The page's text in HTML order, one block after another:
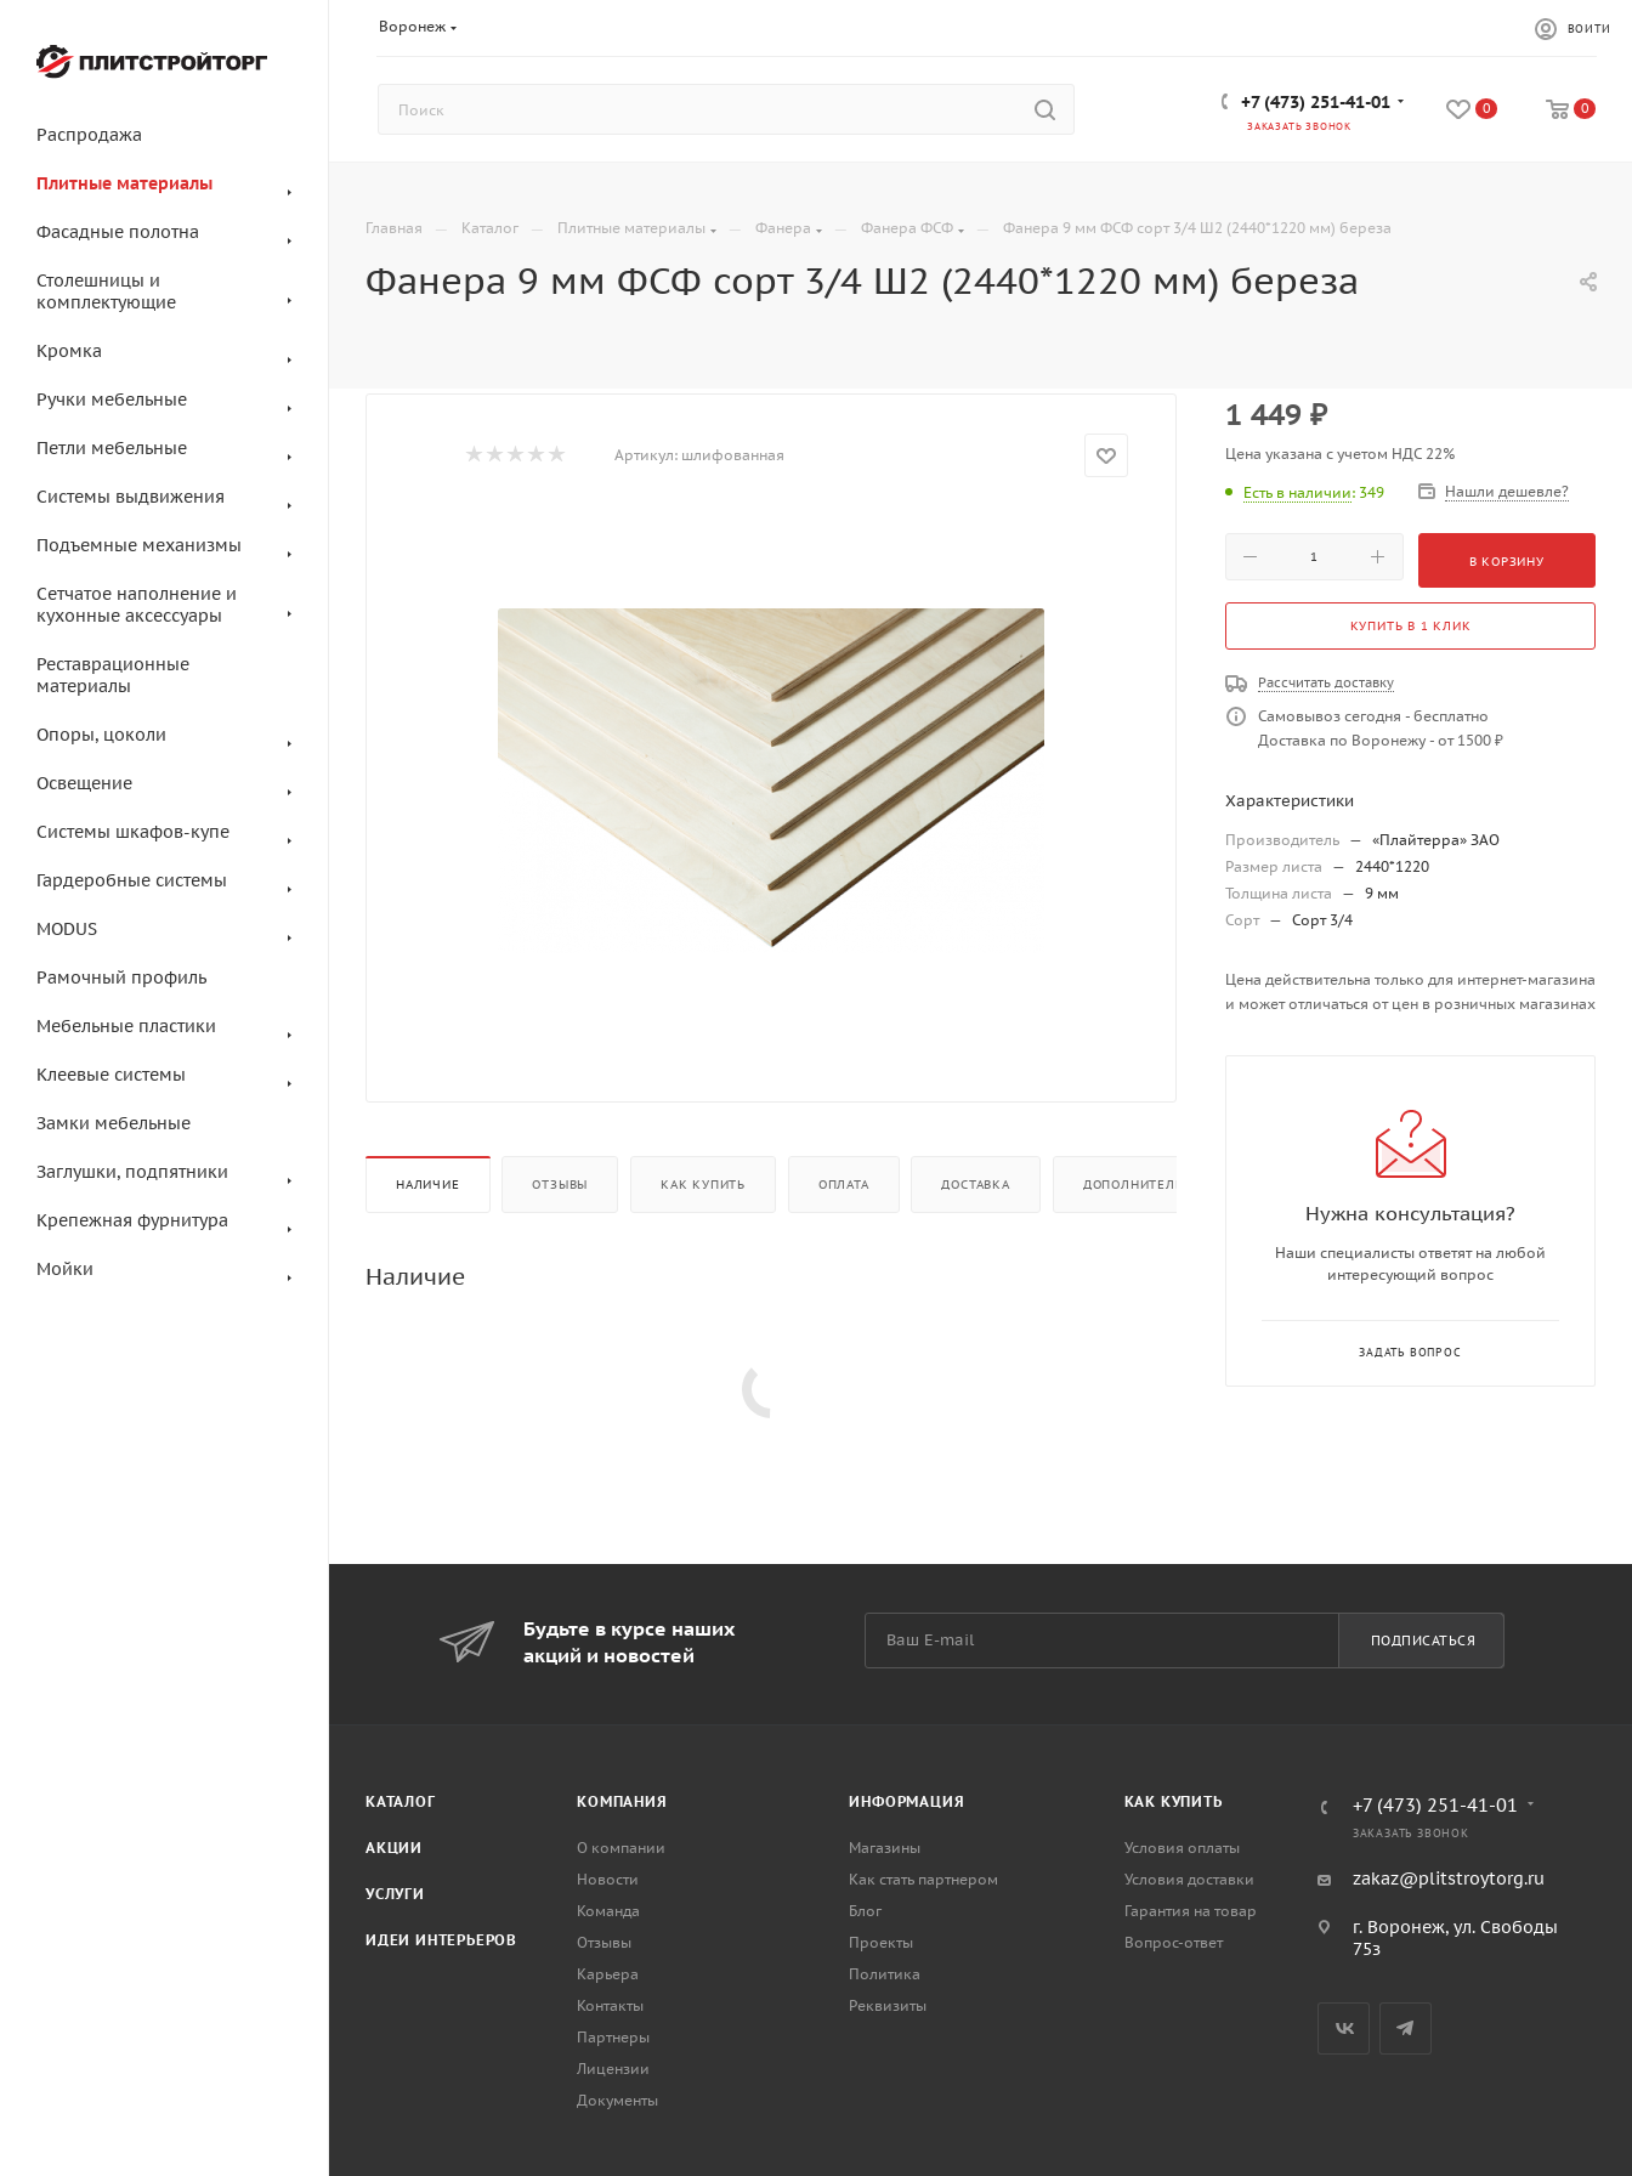
Воронеж ВОЙТИ
+7 (473) 251-41-01
ЗАКАЗАТЬ ЗВОНОК
0 0
Распродажа
Плитные материалы
Фасадные полотна
Столешницы и
комплектующие
Кромка
Ручки мебельные
Петли мебельные
Системы выдвижения
Подъемные механизмы
Сетчатое наполнение и
кухонные аксессуары
Реставрационные
материалы
Опоры, цоколи
Освещение
Системы шкафов-купе
Гардеробные системы
MODUS
Рамочный профиль
Мебельные пластики
Клеевые системы
Замки мебельные
Заглушки, подпятники
Крепежная фурнитура
Мойки
Главная — Каталог — Плитные материалы — Фанера — Фанера ФСФ — Фанера 9 мм ФСФ сорт 3/4 Ш2 (2440*1220 мм) береза
Фанера 9 мм ФСФ сорт 3/4 Ш2 (2440*1220 мм) береза
Артикул: шлифованная
НАЛИЧИЕ ОТЗЫВЫ КАК КУПИТЬ ОПЛАТА ДОСТАВКА ДОПОЛНИТЕЛЬНО
Наличие
1 449 ₽
Цена указана с учетом НДС 22%
Есть в наличии: 349 Нашли дешевле?
В КОРЗИНУ
КУПИТЬ В 1 КЛИК
Рассчитать доставку
Самовывоз сегодня - бесплатно
Доставка по Воронежу - от 1500 ₽
Характеристики
Производитель — «Плайтерра» ЗАО
Размер листа
— 2440*1220
Толщина листа
— 9 мм
Сорт — Сорт 3/4
Цена действительна только для интернет-магазина
и может отличаться от цен в розничных магазинах
Нужна консультация?
Наши специалисты ответят на любой
интересующий вопрос
ЗАДАТЬ ВОПРОС
Будьте в курсе наших
акций и новостей
ПОДПИСАТЬСЯ
КАТАЛОГ
АКЦИИ
УСЛУГИ
ИДЕИ ИНТЕРЬЕРОВ
КОМПАНИЯ
О компании
Новости
Команда
Отзывы
Карьера
Контакты
Партнеры
Лицензии
Документы
ИНФОРМАЦИЯ
Магазины
Как стать партнером
Блог
Проекты
Политика
Реквизиты
КАК КУПИТЬ
Условия оплаты
Условия доставки
Гарантия на товар
Вопрос-ответ
+7 (473) 251-41-01
ЗАКАЗАТЬ ЗВОНОК
zakaz@plitstroytorg.ru
г. Воронеж, ул. Свободы
75з